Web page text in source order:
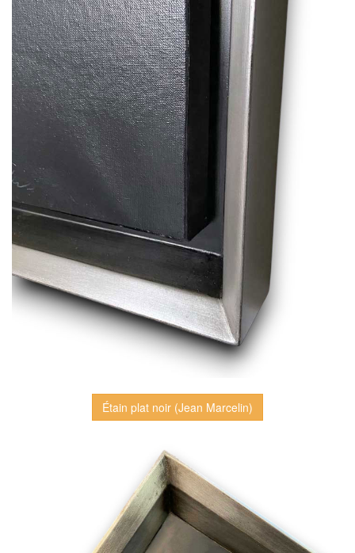
Étain plat noir (Jean Marcelin)